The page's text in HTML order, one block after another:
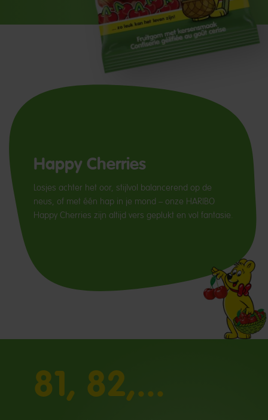
Happy Cherries
Losjes achter het oor, stijlvol balancerend op de
neus, of met één hap in je mond – onze HARIBO
Happy Cherries zijn altijd vers geplukt en vol fantasie.
81, 82,...